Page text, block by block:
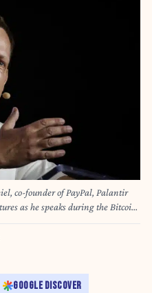
co-founder of PayPal, Palantir
as he speaks during the Bitcoin
Center on April 7, 2022 in
conference runs from April 6-9,
and over 7 million live stream
via AFP
GOOGLE DISCOVER